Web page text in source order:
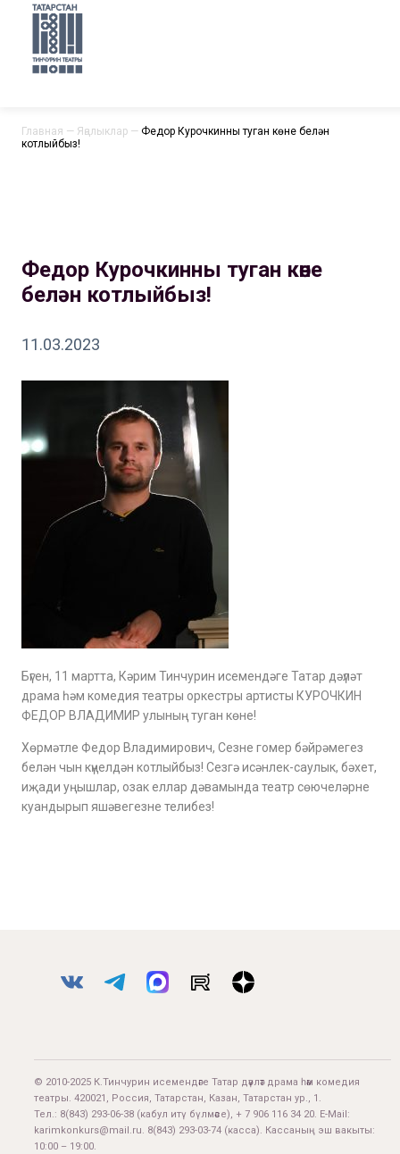
Главная — Яңалыклар — Федор Курочкинны туган көне белән
котлыйбыз!
Федор Курочкинны туган көне
белән котлыйбыз!
11.03.2023
Бүген, 11 мартта, Кәрим Тинчурин исемендәге Татар дәүләт
драма һәм комедия театры оркестры артисты КУРОЧКИН
ФЕДОР ВЛАДИМИР улының туган көне!
Хөрмәтле Федор Владимирович, Сезне гомер бәйрәмегез
белән чын күңелдән котлыйбыз! Сезгә исәнлек-саулык, бәхет,
иҗади уңышлар, озак еллар дәвамында театр сөючеләрне
куандырып яшәвегезне телибез!
© 2010-2025 К.Тинчурин исемендәге Татар дәүләт драма һәм комедия
театры. 420021, Россия, Татарстан, Казан, Татарстан ур., 1.
Тел.: 8(843) 293-06-38 (кабул итү бүлмәсе), + 7 906 116 34 20. E-Mail:
karimkonkurs@mail.ru. 8(843) 293-03-74 (касса). Кассаның эш вакыты:
10:00 – 19:00.